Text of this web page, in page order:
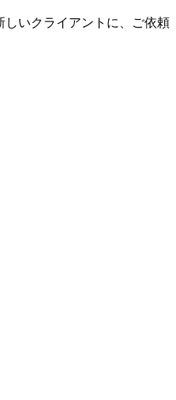
しいクライアントに、ご依頼